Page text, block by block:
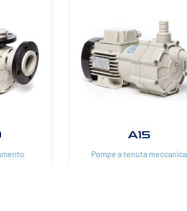
A15
Pompe a tenuta meccanica